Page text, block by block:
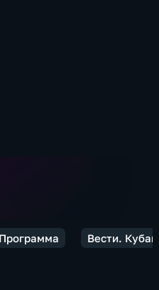
Программа Вести.